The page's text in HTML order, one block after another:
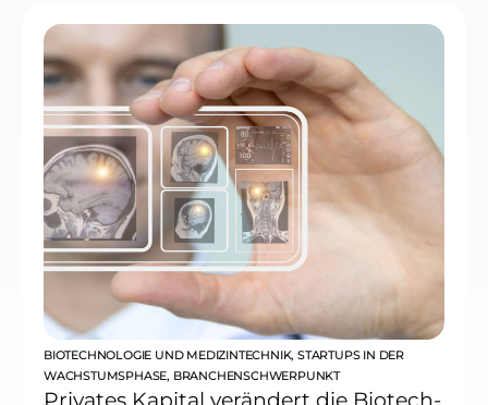
BIOTECHNOLOGIE UND MEDIZINTECHNIK,STARTUPS IN DER
WACHSTUMSPHASE, BRANCHENSCHWERPUNKT
Privates Kapital verändert die Biotech-